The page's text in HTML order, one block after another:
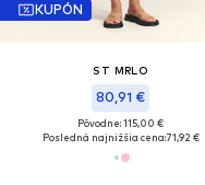
KUPÓN
ST MRLO
80,91 €
Pôvodne: 115,00 €
Posledná najnižšia cena:71,92 €